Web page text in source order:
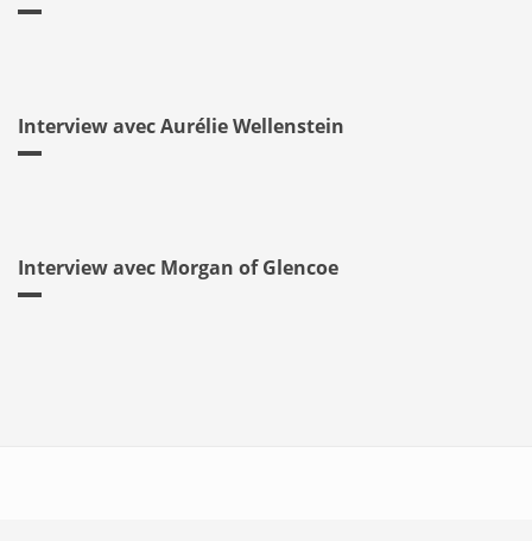
Interview avec Aurélie Wellenstein
Interview avec Morgan of Glencoe